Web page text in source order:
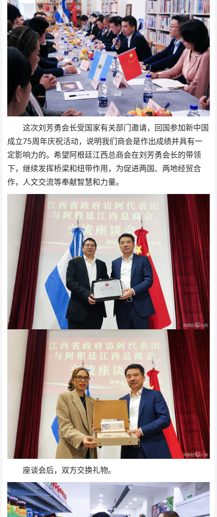
这次刘芳勇会长受国家有关部门邀请，回国参加新中国
成立75周年庆祝活动，说明我们商会是作出成绩并具有一
定影响力的。希望阿根廷江西总商会在刘芳勇会长的带领
下，继续发挥桥梁和纽带作用，为促进两国、两地经贸合
作，人文交流等奉献智慧和力量。
座谈会后，双方交换礼物。